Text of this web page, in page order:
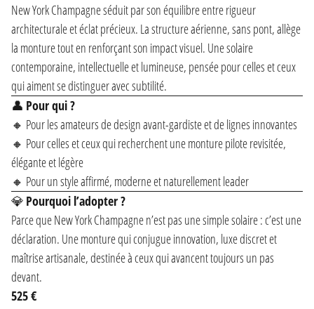
New York Champagne séduit par son équilibre entre rigueur
architecturale et éclat précieux. La structure aérienne, sans pont, allège
la monture tout en renforçant son impact visuel. Une solaire
contemporaine, intellectuelle et lumineuse, pensée pour celles et ceux
qui aiment se distinguer avec subtilité.
👤 Pour qui ?
🔸 Pour les amateurs de design avant-gardiste et de lignes innovantes
🔸 Pour celles et ceux qui recherchent une monture pilote revisitée,
élégante et légère
🔸 Pour un style affirmé, moderne et naturellement leader
💎 Pourquoi l’adopter ?
Parce que New York Champagne n’est pas une simple solaire : c’est une
déclaration. Une monture qui conjugue innovation, luxe discret et
maîtrise artisanale, destinée à ceux qui avancent toujours un pas
devant.
525 €